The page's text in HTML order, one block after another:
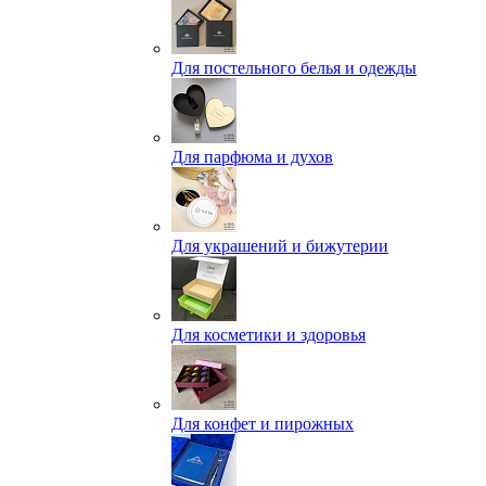
Для постельного белья и одежды
Для парфюма и духов
Для украшений и бижутерии
Для косметики и здоровья
Для конфет и пирожных